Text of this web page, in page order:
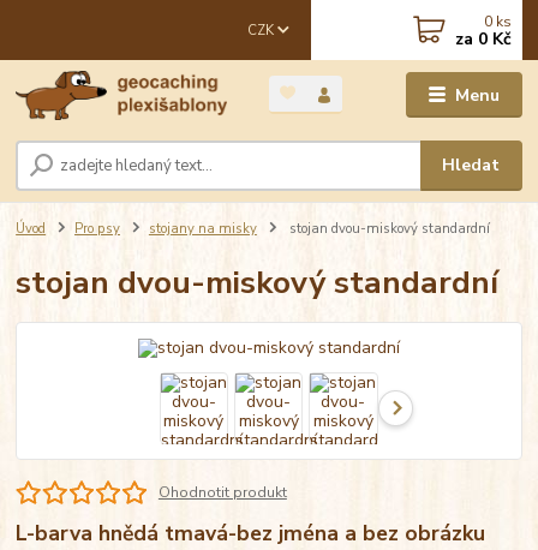
Menu
CZK
Hledat
0 ks
za 0 Kč
Úvod Pro psy stojany na misky stojan dvou-miskový standardní
stojan dvou-miskový standardní
Ohodnotit produkt
L-barva hnědá tmavá-bez jména a bez obrázku